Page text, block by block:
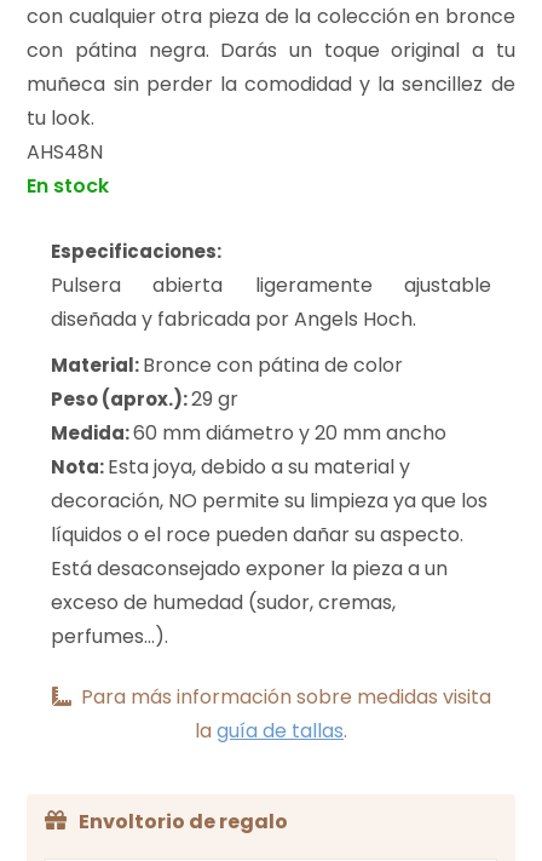
con cualquier otra pieza de la colección en bronce
con pátina negra. Darás un toque original a tu
muñeca sin perder la comodidad y la sencillez de
tu look.
AHS48N
En stock
Especificaciones:
Pulsera abierta ligeramente ajustable
diseñada y fabricada por Angels Hoch.
Material:Bronce con pátina de color
Peso (aprox.):29 gr
Medida:60 mm diámetro y 20 mm ancho
Nota:Esta joya, debido a su material y
decoración, NO permite su limpieza ya que los
líquidos o el roce pueden dañar su aspecto.
Está desaconsejado exponer la pieza a un
exceso de humedad (sudor, cremas,
perfumes...).
Para más información sobre medidas visita
laguía de tallas.
Envoltorio de regalo